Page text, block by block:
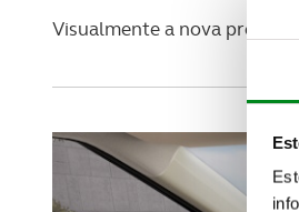
Visualmente a nova